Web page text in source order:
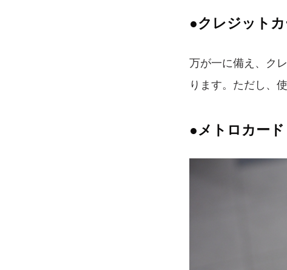
●クレジット
万が一に備え、ク
ります。ただし、
●メトロカード